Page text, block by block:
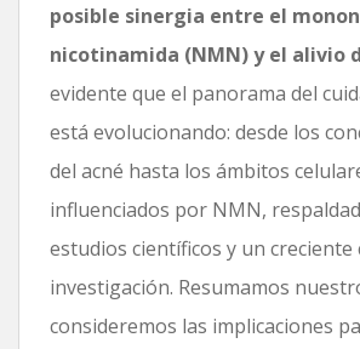
posible sinergia entre el
nicotinamida (NMN) y el alivio
evidente que el panorama del
está evolucionando: desde los
del acné hasta los ámbitos
influenciados por NMN,
estudios científicos y un creciente
investigación. Resumamos
consideremos las implicaciones